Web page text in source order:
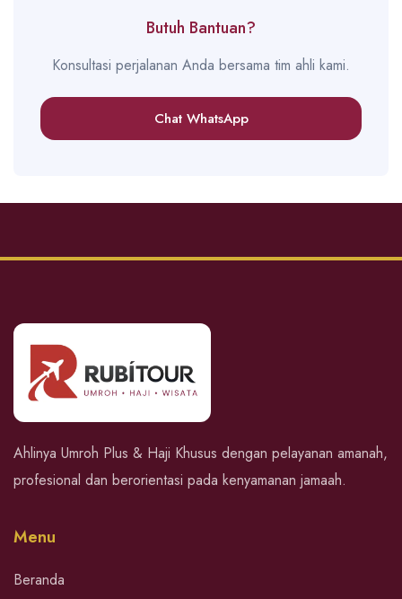
Butuh Bantuan?
Konsultasi perjalanan Anda bersama tim ahli kami.
Chat WhatsApp
Ahlinya Umroh Plus & Haji Khusus dengan pelayanan amanah,
profesional dan berorientasi pada kenyamanan jamaah.
Menu
Beranda